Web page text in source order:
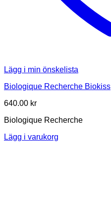
Lägg i min önskelista
Biologique Recherche Biokiss
640.00 kr
Biologique Recherche
Lägg i varukorg